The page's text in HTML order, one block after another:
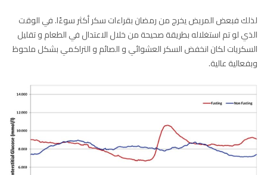
لذلك فبعض المريض يخرج من رمضان بقراءات سكر أكثر سوءًا. في الوقت
الذي لو تم استغلاله بطريقة صحيحة من خلال الاعتدال في الطعام و تقليل
السكريات لكان انخفض السكر العشوائي و الصائم و التراكمي بشكل ملحوظ
وبفعالية عالية.